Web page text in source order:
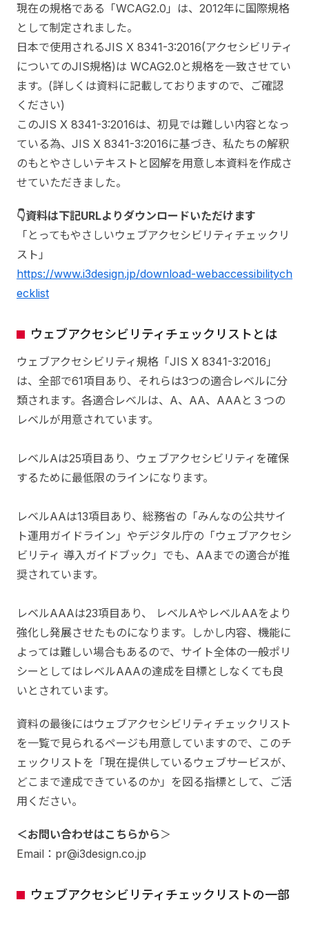
現在の規格である「WCAG2.0」は、2012年に国際規格
として制定されました。
日本で使用されるJIS X 8341-3:2016(アクセシビリティ
についてのJIS規格)は WCAG2.0と規格を一致させてい
ます。(詳しくは資料に記載しておりますので、ご確認
ください)
このJIS X 8341-3:2016は、初見では難しい内容となっ
ている為、JIS X 8341-3:2016に基づき、私たちの解釈
のもとやさしいテキストと図解を用意し本資料を作成さ
せていただきました。
👇資料は下記URLよりダウンロードいただけます
「とってもやさしいウェブアクセシビリティチェックリ
スト」
https://www.i3design.jp/download-webaccessibilitych
ecklist
ウェブアクセシビリティチェックリストとは
ウェブアクセシビリティ規格「JIS X 8341-3:2016」
は、全部で61項目あり、それらは3つの適合レベルに分
類されます。各適合レベルは、A、AA、AAAと３つの
レベルが用意されています。
レベルAは25項目あり、ウェブアクセシビリティを確保
するために最低限のラインになります。
レベルAAは13項目あり、総務省の「みんなの公共サイ
ト運用ガイドライン」やデジタル庁の「ウェブアクセシ
ビリティ 導入ガイドブック」でも、AAまでの適合が推
奨されています。
レベルAAAは23項目あり、 レベルAやレベルAAをより
強化し発展させたものになります。しかし内容、機能に
よっては難しい場合もあるので、サイト全体の一般ポリ
シーとしてはレベルAAAの達成を目標としなくても良
いとされています。
資料の最後にはウェブアクセシビリティチェックリスト
を一覧で見られるページも用意していますので、このチ
ェックリストを「現在提供しているウェブサービスが、
どこまで達成できているのか」を図る指標として、ご活
用ください。
＜お問い合わせはこちらから ＞
Email：pr@i3design.co.jp
ウェブアクセシビリティチェックリストの一部